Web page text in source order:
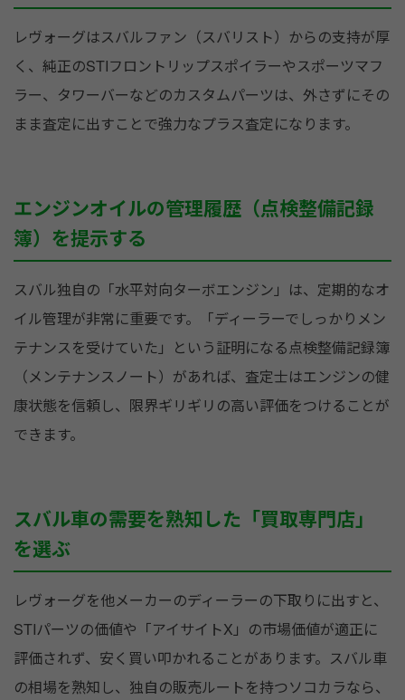
レヴォーグはスバルファン（スバリスト）からの支持が厚
く、純正のSTIフロントリップスポイラーやスポーツマフ
ラー、タワーバーなどのカスタムパーツは、外さずにその
まま査定に出すことで強力なプラス査定になります。
エンジンオイルの管理履歴（点検整備記録
簿）を提示する
スバル独自の「水平対向ターボエンジン」は、定期的なオ
イル管理が非常に重要です。「ディーラーでしっかりメン
テナンスを受けていた」という証明になる点検整備記録簿
（メンテナンスノート）があれば、査定士はエンジンの健
康状態を信頼し、限界ギリギリの高い評価をつけることが
できます。
スバル車の需要を熟知した「買取専門店」
を選ぶ
レヴォーグを他メーカーのディーラーの下取りに出すと、
STIパーツの価値や「アイサイトX」の市場価値が適正に
評価されず、安く買い叩かれることがあります。スバル車
の相場を熟知し、独自の販売ルートを持つソコカラなら、